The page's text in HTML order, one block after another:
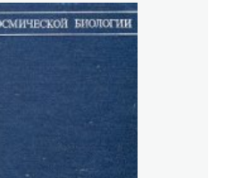
броненосные крейсера типа
"Цесаревич". Только
по причинам крайней
резким изменением морской
Государственные и
серьезность угрозы,
1898 года Николай II
программу